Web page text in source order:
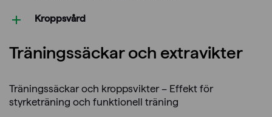
Kroppsvård
Träningssäckar och extravikter
Träningssäckar och kroppsvikter – Effekt för
styrketräning och funktionell träning